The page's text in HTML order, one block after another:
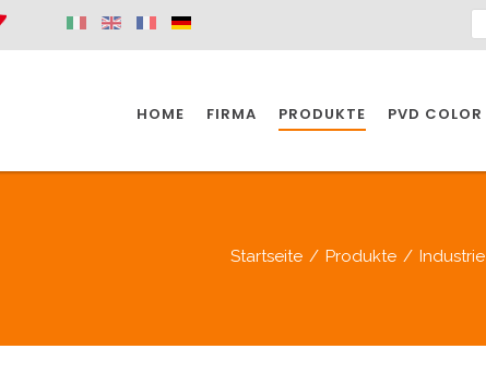
HOME FIRMA PRODUKTE
SPAZIO BADEZIMMER SPAZIO INDUSTRIE
PVD COLOR
Startseite / Produkte / Industrie